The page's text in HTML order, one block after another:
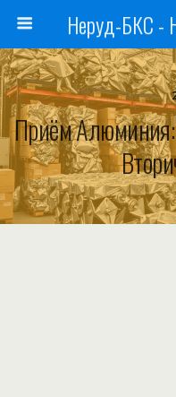
Неруд-БКС -
Приём